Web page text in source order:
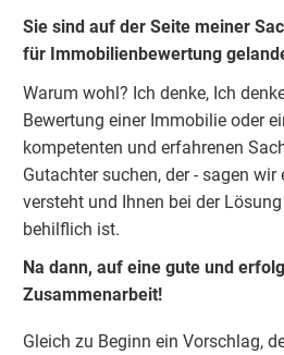
Sie sind auf der Seite meiner
für Immobilienbewertung
Warum wohl? Ich denke, Ich
Bewertung einer Immobilie oder
kompetenten und erfahrenen
Gutachter suchen, der - sagen
versteht und Ihnen bei der
behilflich ist.
Na dann, auf eine gute und
Zusammenarbeit!
Gleich zu Beginn ein Vorschlag,